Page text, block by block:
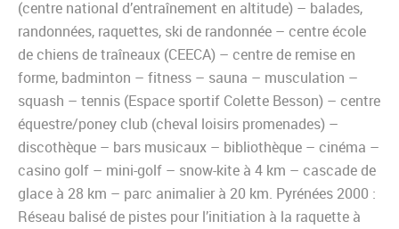
(centre national d’entraînement en altitude) – balades,
randonnées, raquettes, ski de randonnée – centre école
de chiens de traîneaux (CEECA) – centre de remise en
forme, badminton – fitness – sauna – musculation –
squash – tennis (Espace sportif Colette Besson) – centre
équestre/poney club (cheval loisirs promenades) –
discothèque – bars musicaux – bibliothèque – cinéma –
casino golf – mini-golf – snow-kite à 4 km – cascade de
glace à 28 km – parc animalier à 20 km. Pyrénées 2000 :
Réseau balisé de pistes pour l’initiation à la raquette à